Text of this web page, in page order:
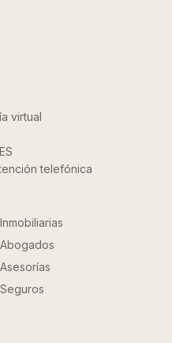
virtual
telefónica
Inmobiliarias
Abogados
Asesorías
Seguros